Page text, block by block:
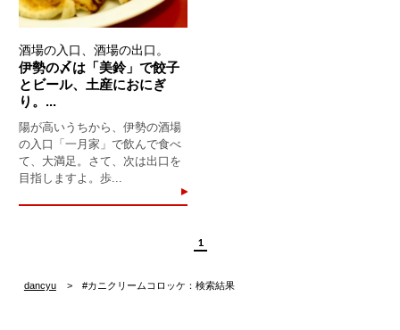
酒場の入口、酒場の出口。
伊勢の〆は「美鈴」で餃子
とビール、土産におにぎ
り。...
陽が高いうちから、伊勢の酒場
の入口「一月家」で飲んで食べ
て、大満足。さて、次は出口を
目指しますよ。歩...
1
dancyu #カニクリームコロッケ：検索結果